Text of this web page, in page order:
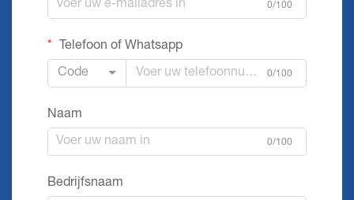
0/100
Telefoon of Whatsapp
Code 0/100
Naam
0/100
Bedrijfsnaam